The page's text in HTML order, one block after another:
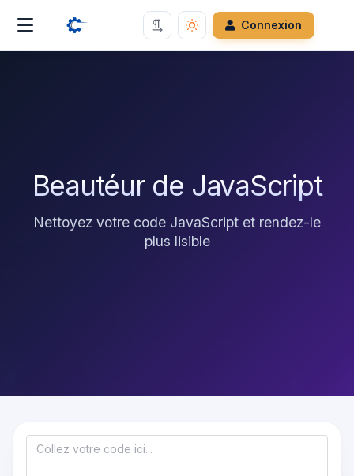
Connexion
Beautéur de JavaScript
Nettoyez votre code JavaScript et rendez-le
plus lisible